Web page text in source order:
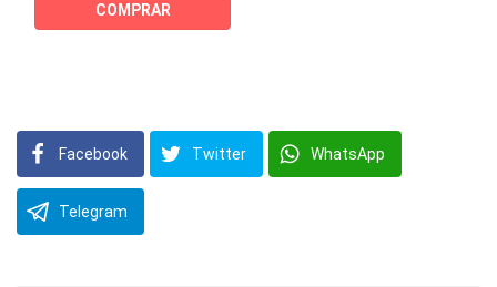
COMPRAR
Facebook Twitter WhatsApp
Telegram